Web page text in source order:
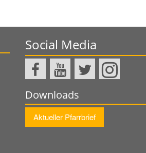
Social Media
Downloads
Aktueller Pfarrbrief